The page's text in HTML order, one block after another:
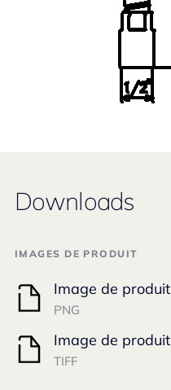
Downloads
IMAGES DE PRODUIT
Image de produit
PNG
Image de produit
TIFF